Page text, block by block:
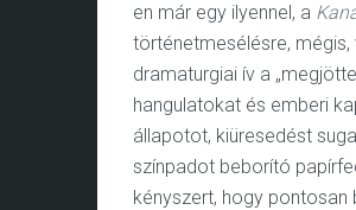
en már egy ilyennel, a
történetmesélésre,
dramaturgiai ív a
hangulatokat és emberi
állapotot, kiüresedést
színpadot beborító
kényszert, hogy